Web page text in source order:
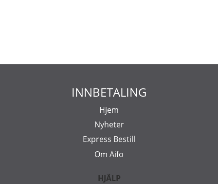
INNBETALING
Hjem
Nyheter
Express Bestill
Om Aifo
HJÄLP